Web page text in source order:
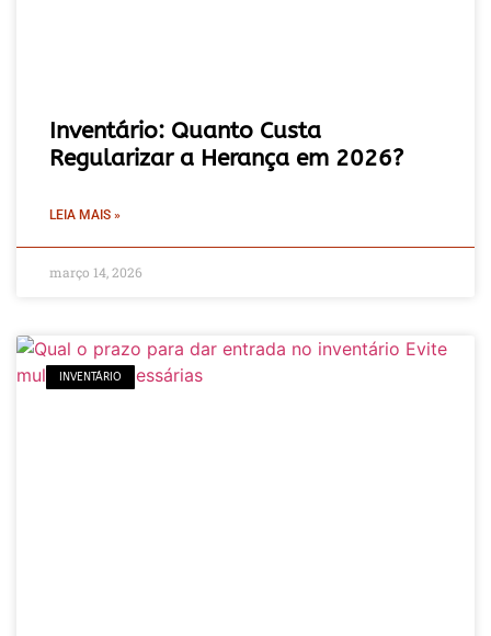
Inventário: Quanto Custa
Regularizar a Herança em 2026?
LEIA MAIS »
março 14, 2026
INVENTÁRIO